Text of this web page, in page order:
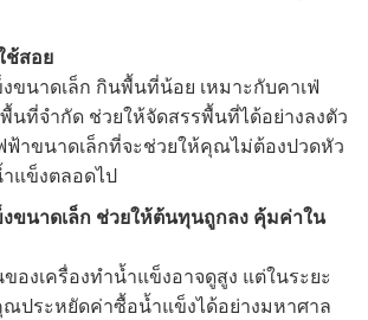
ช้สอย
ขนาดเล็ก กินพื้นที่น้อย เหมาะกับคาเฟ่
นที่จำกัด ช่วยให้จัดสรรพื้นที่ได้อย่างลงตัว
ฟ้าขนาดเล็กที่จะช่วยให้คุณไม่ต้องปวดหัว
แข็งตลอดไป
ขนาดเล็ก ช่วยให้ต้นทุนถูกลง คุ้มค่าใน
องเครื่องทำน้ำแข็งอาจดูสูง แต่ในระยะ
ณประหยัดค่าซื้อน้ำแข็งได้อย่างมหาศาล